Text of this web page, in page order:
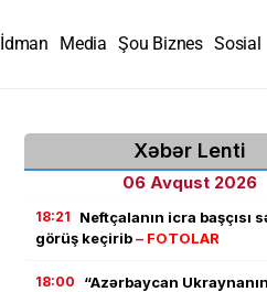
İdman Media Şou Biznes Sosial
Xəbər Lenti
06 Avqust 2026
18:21
Neftçalanın icra başçısı
görüş keçirib– FOTOLAR
18:00
“Azərbaycan